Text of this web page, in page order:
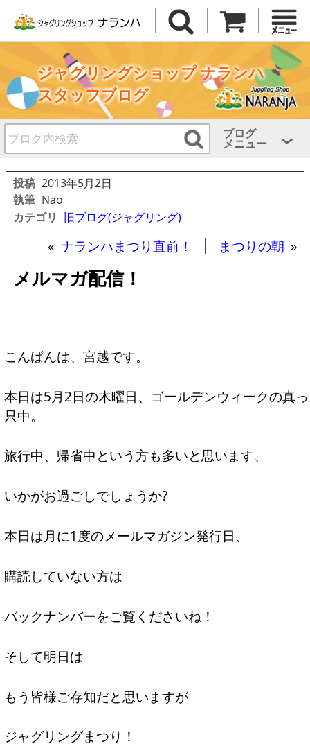
ジャグリングショップ ナランハ
スタッフブログ
ブログ
メニュー
投稿 2013年5月2日
執筆 Nao
カテゴリ 旧ブログ(ジャグリング)
« ナランハまつり直前！ まつりの朝 »
メルマガ配信！
こんばんは、宮越です。
本日は5月2日の木曜日、ゴールデンウィークの真っ
只中。
旅行中、帰省中という方も多いと思います、
いかがお過ごしでしょうか?
本日は月に1度のメールマガジン発行日、
購読していない方は
バックナンバーをご覧くださいね！
そして明日は
もう皆様ご存知だと思いますが
ジャグリングまつり！